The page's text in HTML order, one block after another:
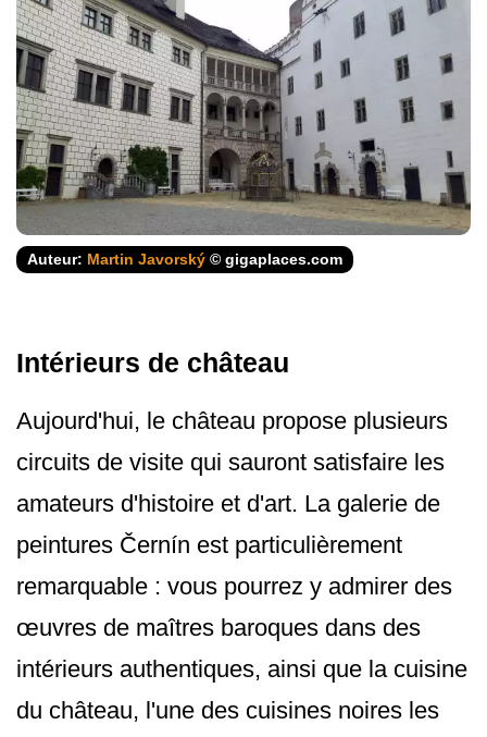
Auteur: Martin Javorský © gigaplaces.com
Intérieurs de château
Aujourd'hui, le château propose plusieurs
circuits de visite qui sauront satisfaire les
amateurs d'histoire et d'art. La galerie de
peintures Černín est particulièrement
remarquable : vous pourrez y admirer des
œuvres de maîtres baroques dans des
intérieurs authentiques, ainsi que la cuisine
du château, l'une des cuisines noires les